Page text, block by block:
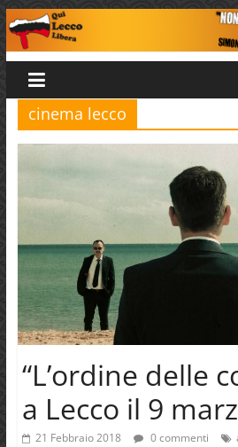
Salta
al
contenuto
Qui
Lecco
Libera
cinema lecco
“L’ordine delle
a Lecco il 9
21 Febbraio 2018 0 commenti